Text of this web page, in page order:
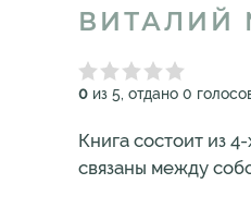
ВИТАЛИЙ
0 из 5, отдано 0
Книга состоит из
связаны между